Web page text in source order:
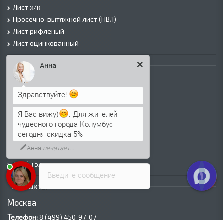
Лист х/к
Просечно-вытяжной лист (ПВЛ)
Лист рифленый
Лист оцинкованный
Трубы
Трубы горячедеформированные
Труба холоднодеформированная
Трубы ВГП (Водогазопроводные)
Трубы ВГП оцинкованные
Трубы электросварные круглые
Трубы электросварные квадратные
Трубы электросварные прямоугольные
Трубы электросварные оцинкованные
Контакты
Москва
Телефон:8 (499) 450‑97-07
Введите сообщение
Анна
Здравствуйте!
Я Вас вижу)
. Для жителей
чудесного города Колумбус
сегодня скидка 5%
Анна печатает...